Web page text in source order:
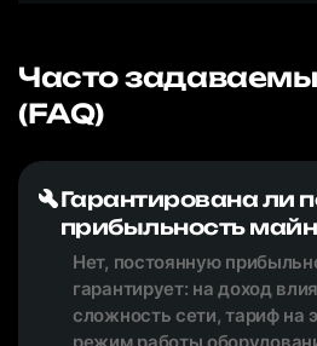
Часто
(FAQ)
Гарантирована ли
прибыльность
Нет, постоянную
гарантирует: на доход
сложность сети, тариф на